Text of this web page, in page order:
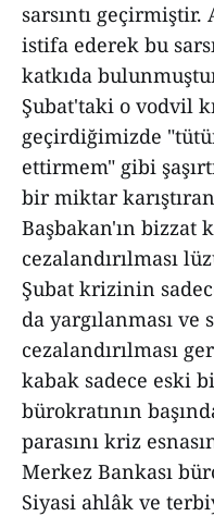
sarsıntı geçirmiştir.
istifa ederek bu
katkıda
Şubat'taki o vodvil
geçirdiğimizde
ettirmem" gibi
bir miktar
Başbakan'ın bizzat
cezalandırılması
Şubat krizinin
da yargılanması ve
cezalandırılması
kabak sadece eski
bürokratının
parasını kriz
Merkez Bankası
Siyasi ahlâk ve